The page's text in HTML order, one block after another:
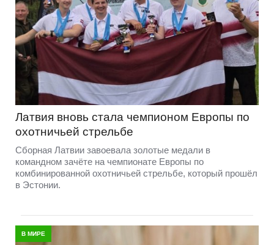
Латвия вновь стала чемпионом Европы по
охотничьей стрельбе
Сборная Латвии завоевала золотые медали в
командном зачёте на чемпионате Европы по
комбинированной охотничьей стрельбе, который прошёл
в Эстонии.
В МИРЕ